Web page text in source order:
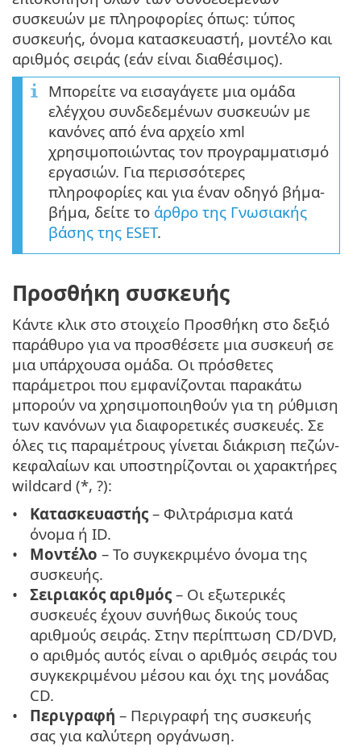
συσκευών με πληροφορίες όπως: τύπος
συσκευής, όνομα κατασκευαστή, μοντέλο και
αριθμός σειράς (εάν είναι διαθέσιμος).
Μπορείτε να εισαγάγετε μια ομάδα
ελέγχου συνδεδεμένων συσκευών με
κανόνες από ένα αρχείο xml
χρησιμοποιώντας τον προγραμματισμό
εργασιών. Για περισσότερες
πληροφορίες και για έναν οδηγό βήμα-
βήμα, δείτε το άρθρο της Γνωσιακής
βάσης της ESET.
Προσθήκη συσκευής
Κάντε κλικ στο στοιχείο Προσθήκη στο δεξιό
παράθυρο για να προσθέσετε μια συσκευή σε
μια υπάρχουσα ομάδα. Οι πρόσθετες
παράμετροι που εμφανίζονται παρακάτω
μπορούν να χρησιμοποιηθούν για τη ρύθμιση
των κανόνων για διαφορετικές συσκευές. Σε
όλες τις παραμέτρους γίνεται διάκριση πεζών-
κεφαλαίων και υποστηρίζονται οι χαρακτήρες
wildcard (*, ?):
Κατασκευαστής – Φιλτράρισμα κατά
όνομα ή ID.
Μοντέλο – Το συγκεκριμένο όνομα της
συσκευής.
Σειριακός αριθμός – Οι εξωτερικές
συσκευές έχουν συνήθως δικούς τους
αριθμούς σειράς. Στην περίπτωση CD/DVD,
ο αριθμός αυτός είναι ο αριθμός σειράς του
συγκεκριμένου μέσου και όχι της μονάδας
CD.
Περιγραφή – Περιγραφή της συσκευής
σας για καλύτερη οργάνωση.